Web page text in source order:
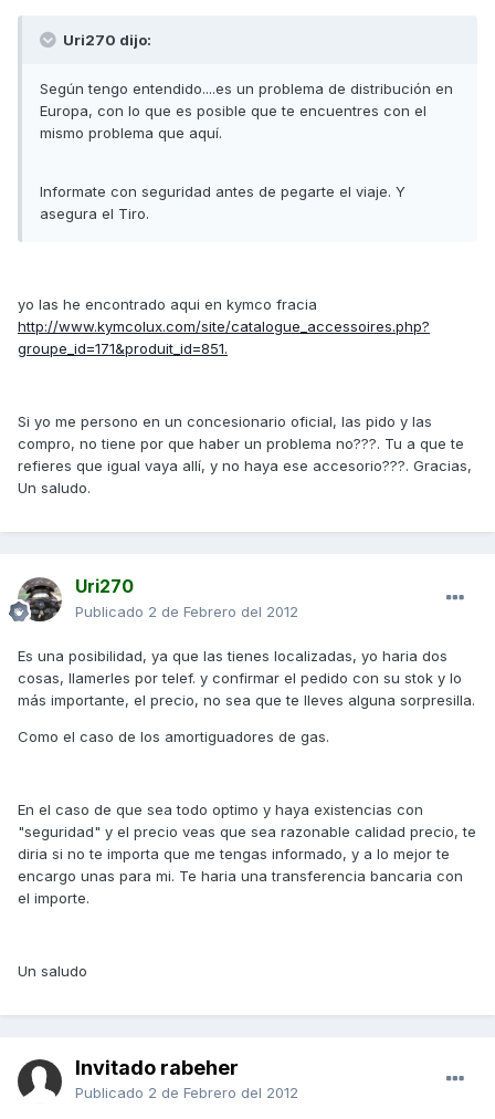
Uri270 dijo:
Según tengo entendido....es un problema de distribución en
Europa, con lo que es posible que te encuentres con el
mismo problema que aquí.
Informate con seguridad antes de pegarte el viaje. Y
asegura el Tiro.
yo las he encontrado aqui en kymco fracia
http://www.kymcolux.com/site/catalogue_accessoires.php?
groupe_id=171&produit_id=851.
Si yo me persono en un concesionario oficial, las pido y las
compro, no tiene por que haber un problema no???. Tu a que te
refieres que igual vaya allí, y no haya ese accesorio???. Gracias,
Un saludo.
Uri270
Publicado 2 de Febrero del 2012
Es una posibilidad, ya que las tienes localizadas, yo haria dos
cosas, llamerles por telef. y confirmar el pedido con su stok y lo
más importante, el precio, no sea que te lleves alguna sorpresilla.
Como el caso de los amortiguadores de gas.
En el caso de que sea todo optimo y haya existencias con
"seguridad" y el precio veas que sea razonable calidad precio, te
diria si no te importa que me tengas informado, y a lo mejor te
encargo unas para mi. Te haria una transferencia bancaria con
el importe.
Un saludo
Invitado rabeher
Publicado 2 de Febrero del 2012